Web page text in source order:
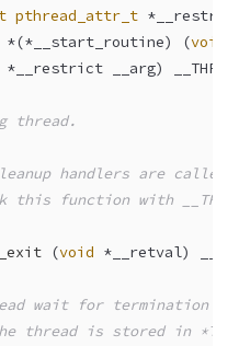
pthread_attr_t
*(*__start_routine) (void
*__restrict __arg)
thread.
handlers are called
this function with
(void *__retval)
wait for termination of
thread is stored in